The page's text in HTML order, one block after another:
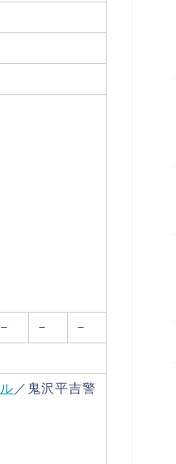
－ － －
／鬼沢平吉警